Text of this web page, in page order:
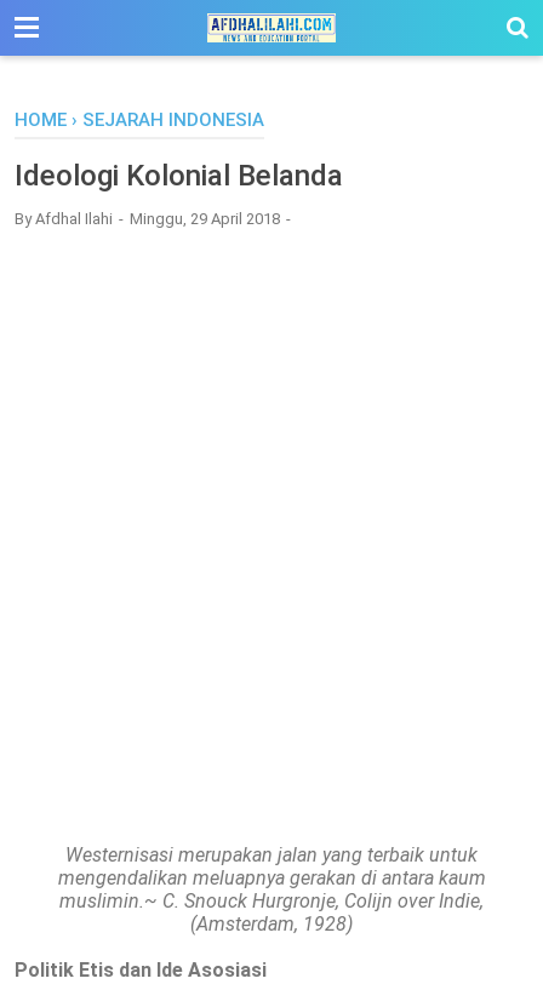
-->
HOME › SEJARAH INDONESIA
Ideologi Kolonial Belanda
ByAfdhal Ilahi Minggu, 29 April 2018
Westernisasi merupakan jalan yang terbaik untuk
mengendalikan meluapnya gerakan di antara kaum
muslimin.~ C. Snouck Hurgronje, Colijn over Indie,
(Amsterdam, 1928)
Politik Etis dan Ide Asosiasi